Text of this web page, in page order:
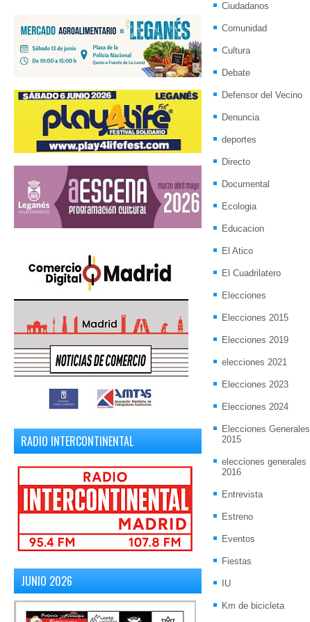
RADIO INTERCONTINENTAL
JUNIO 2026
Ciudadanos
Comunidad
Cultura
Debate
Defensor del Vecino
Denuncia
deportes
Directo
Documental
Ecologia
Educacion
El Atico
El Cuadrilatero
Elecciones
Elecciones 2015
Elecciones 2019
elecciones 2021
Elecciones 2023
Elecciones 2024
Elecciones Generales
2015
elecciones generales
2016
Entrevista
Estreno
Eventos
Fiestas
IU
Km de bicicleta